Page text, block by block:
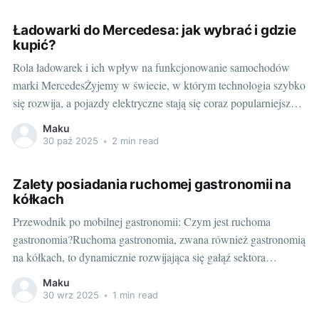
Ładowarki do Mercedesa: jak wybrać i gdzie
kupić?
Rola ładowarek i ich wpływ na funkcjonowanie samochodów
marki MercedesŻyjemy w świecie, w którym technologia szybko
się rozwija, a pojazdy elektryczne stają się coraz popularniejsze.
Samochody marki Mercedes-Benz nie są tu wyjątkiem. Te
luksusowe pojazdy spotykane są nie tylko na drogach w
Maku
30 paź 2025 • 2 min read
Zalety posiadania ruchomej gastronomii na
kółkach
Przewodnik po mobilnej gastronomii: Czym jest ruchoma
gastronomia?Ruchoma gastronomia, zwana również gastronomią
na kółkach, to dynamicznie rozwijająca się gałąź sektora
usługowca. Zasadniczo, jest to dowolna forma biznesu
gastronomicznego, która może być przenoszona z miejsca na
Maku
30 wrz 2025 • 1 min read